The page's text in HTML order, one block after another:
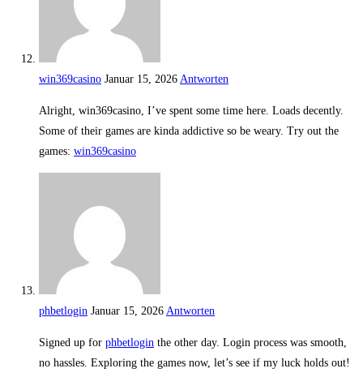
win369casino Januar 15, 2026 Antworten
Alright, win369casino, I’ve spent some time here. Loads decently.
Some of their games are kinda addictive so be weary. Try out the
games: win369casino
phbetlogin Januar 15, 2026 Antworten
Signed up for phbetlogin the other day. Login process was smooth,
no hassles. Exploring the games now, let’s see if my luck holds out!